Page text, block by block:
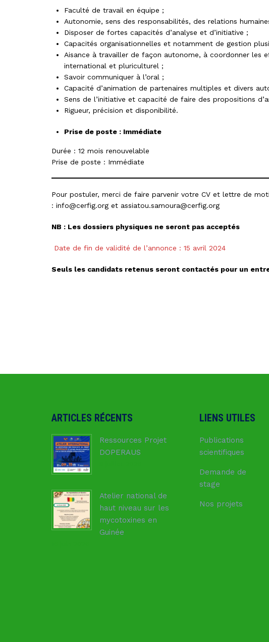
Faculté de travail en équipe ;
Autonomie, sens des responsabilités, des relations
Disposer de fortes capacités d’analyse et d’initiative ;
Capacités organisationnelles et notamment de gestion
Aisance à travailler de façon autonome, à coordonner les
international et pluriculturel ;
Savoir communiquer à l’oral ;
Capacité d’animation de partenaires multiples et divers
Sens de l’initiative et capacité de faire des propositions
Rigueur, précision et disponibilité.
Prise de poste : Immédiate
Durée : 12 mois renouvelable
Prise de poste : Immédiate
Pour postuler, merci de faire parvenir votre CV et lettre de
: info@cerfig.org et assiatou.samoura@cerfig.org
NB : Les dossiers physiques ne seront pas acceptés
Date de fin de validité de l’annonce : 15 avril 2024
Seuls les candidats retenus seront contactés pour un
ARTICLES RÉCENTS
Ressources Projet
DOPERAUS
Atelier national de
haut niveau sur les
mycotoxines en
Guinée
LIENS UTILES
Publications
scientifiques
Demande de
stage
Nos projets